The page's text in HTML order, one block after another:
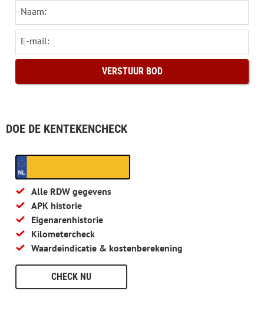
Naam:
E-mail:
DOE DE KENTEKENCHECK
Alle RDW gegevens
APK historie
Eigenarenhistorie
Kilometercheck
Waardeindicatie & kostenberekening
CHECK NU